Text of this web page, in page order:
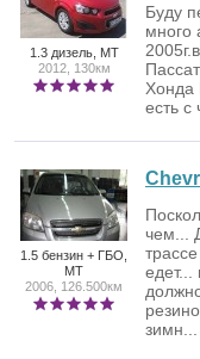
1.3 дизель, MT
2012, 130км
Буду
много
Хонда
есть с
1.5 бензин + ГБО,
MT
2006, 126.500км
чем...
зимн...